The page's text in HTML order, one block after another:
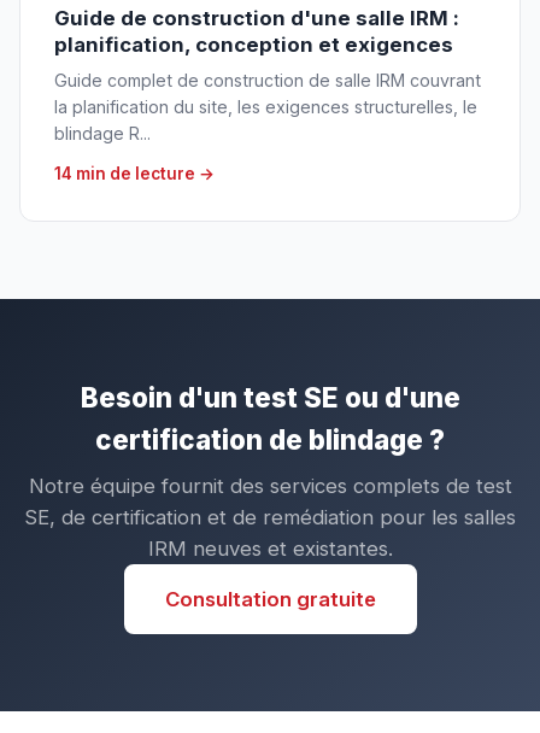
Guide de construction d'une salle IRM :
planification, conception et exigences
Guide complet de construction de salle IRM couvrant
la planification du site, les exigences structurelles, le
blindage R...
14 min de lecture →
Besoin d'un test SE ou d'une
certification de blindage ?
Notre équipe fournit des services complets de test
SE, de certification et de remédiation pour les salles
IRM neuves et existantes.
Consultation gratuite